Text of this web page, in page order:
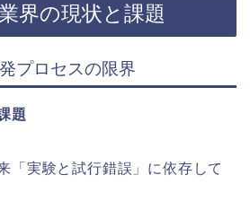
界の現状と課題
プロセスの限界
題
「実験と試行錯誤」に依存して